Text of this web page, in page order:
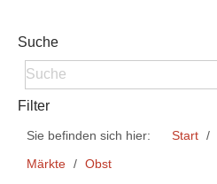
Suche
Filter
Sie befinden sich hier: Start
Märkte
Obst